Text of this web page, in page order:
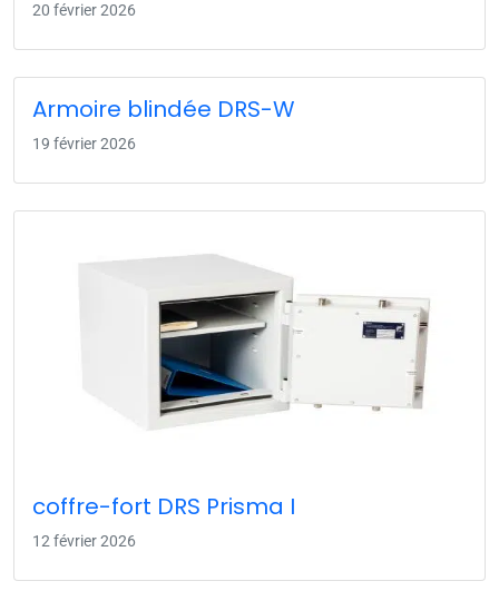
20 février 2026
Armoire blindée DRS-W
19 février 2026
coffre-fort DRS Prisma I
12 février 2026